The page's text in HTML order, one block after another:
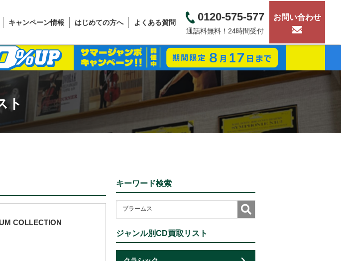
キャンペーン情報 はじめての方へ よくある質問 0120-575-577
通話料無料！24時間受付
お問い合わせ
ト
COLLECTION
キーワード検索
ジャンル別CD買取リスト